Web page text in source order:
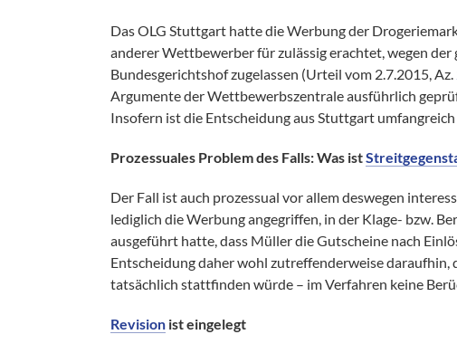
Das OLG Stuttgart hatte die Werbung der
anderer Wettbewerber für zulässig erachtet, wegen
Bundesgerichtshof zugelassen (Urteil vom 2.7.2015, Az.
Argumente der Wettbewerbszentrale ausführlich
Insofern ist die Entscheidung aus Stuttgart
Prozessuales Problem des Falls: Was ist
Der Fall ist auch prozessual vor allem deswegen
lediglich die Werbung angegriffen, in der Klage- bzw.
ausgeführt hatte, dass Müller die Gutscheine nach
Entscheidung daher wohl zutreffenderweise
tatsächlich stattfinden würde – im Verfahren keine
Revision ist eingelegt